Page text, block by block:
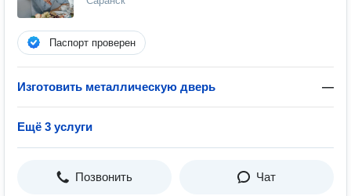
Паспорт проверен
Изготовить металлическую дверь —
Ещё 3 услуги
Позвонить Чат